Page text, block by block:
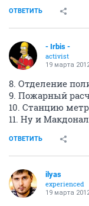
ОТВЕТИТЬ
- Irbis -
activist
19 марта
8. Отделение
9. Пожарный
10. Станцию
11. Ну и
ОТВЕТИТЬ
ilyas
experienced
19 марта